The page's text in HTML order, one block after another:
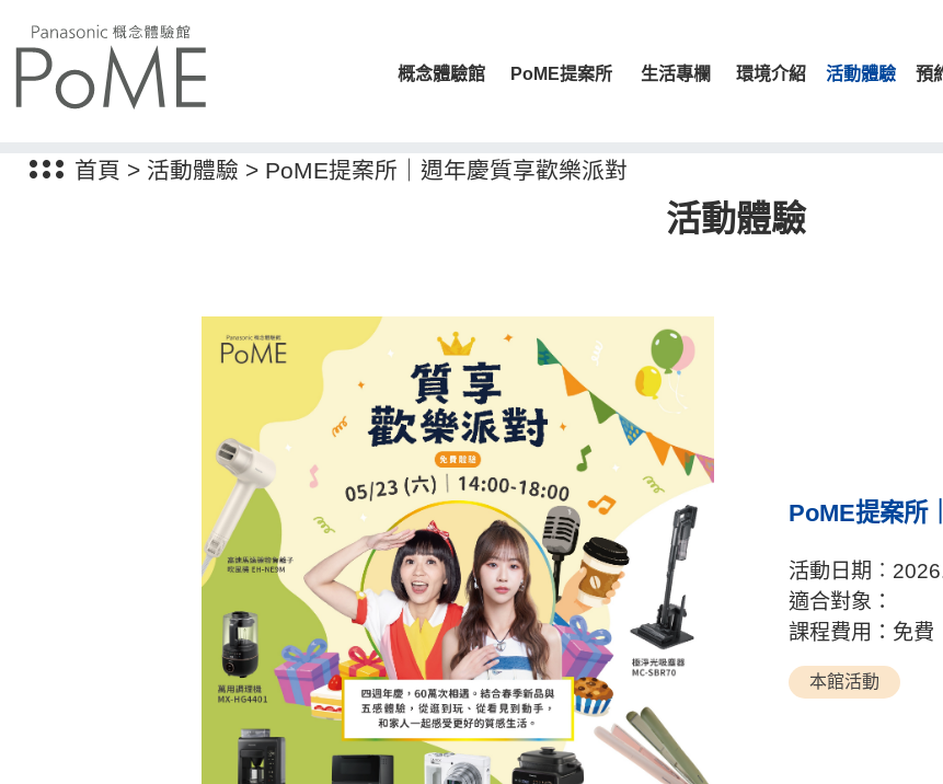
概念體驗館 PoME提案所 生活專欄 環境介紹 活動體驗 預
首頁 > 活動體驗 > PoME提案所｜週年慶質享歡樂派對
活動體驗
PoME提案所
活動日期
適合對象：
課程費用：免費
本館活動